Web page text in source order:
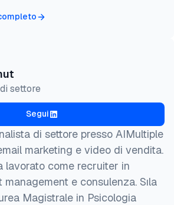
settore
Segui
di settore presso AIMultiple
marketing e video di vendita.
lavorato come recruiter in
e consulenza. Sıla
Magistrale in Psicologia